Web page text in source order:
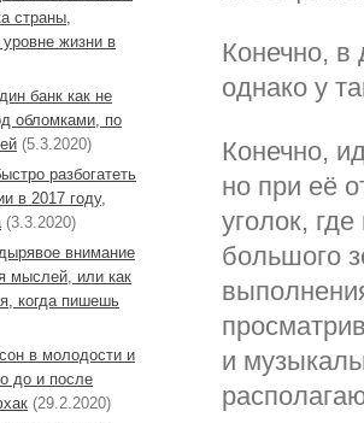
Конечно, в
однако у
Конечно,
но при её
уголок,
большого
и
страны,
жизни в
банк как не
обломками, по
(5.3.2020)
разбогатеть
в 2017 году,
(3.3.2020)
внимание
мыслей, или как
когда пишешь
в молодости и
до и после
(29.2.2020)